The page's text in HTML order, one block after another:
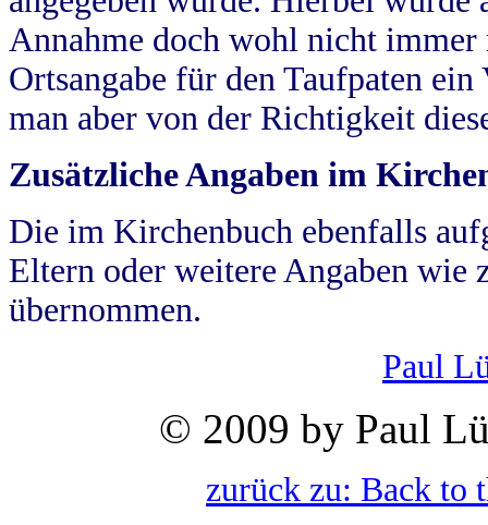
Annahme doch wohl nicht
Ortsangabe für den Taufpaten
man aber von der Richtigkeit
Zusätzliche Angaben im
Die im Kirchenbuch ebenfalls
Eltern oder weitere Angaben wie
übernommen.
Paul
© 2009 by Paul
zurück zu: Back to